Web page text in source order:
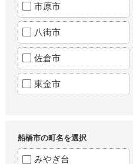
市原市
八街市
佐倉市
東金市
船橋市の町名を選択
みやぎ台